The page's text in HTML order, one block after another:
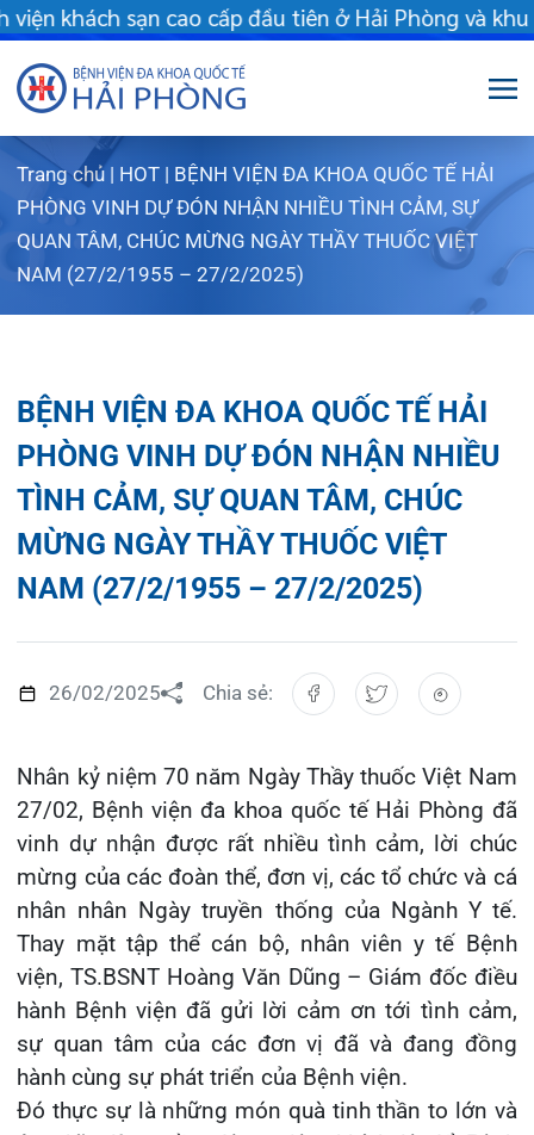
sạn cao cấp đầu tiên ở Hải Phòng và khu vực vùng
Giới thiệu
Giới thiệu chung
Sơ đồ tổng thể
Sơ đồ khoa phòng
Lịch khám bác sĩ Hà Nội
Văn bản pháp quy
Dịch vụ
Khám sức khỏe
Dịch vụ tiêm chủng
Chạy thận nhân tạo
Lấy mẫu xét nghiệm tại nhà
Phục vụ đồ ăn
Chăm sóc toàn diện
Chuyên gia
Chuyên khoa
Khoa Chẩn đoán hình ảnh – Thăm dò chức
năng
Khoa Răng Hàm Mặt
Trung tâm Mắt
Khoa Nội Soi
Khoa Dược
Khoa hồi sức Cấp cứu – Hồi sức tích cực
Khoa ngoại Tổng hợp
Khoa ngoại Thận Tiết Niệu Nam học
Khoa ngoại Chấn thương chỉnh hình
Khoa Phục hồi chức năng
Khoa Tim mạch
Khoa Hô hấp – Nội tiết – Bệnh nhiệt đới
Khách hàng
Lịch khám
Hòm thư góp ý
Căng tin bệnh viện
Đặt hẹn khám
Thông tin thẻ BHYT
Hướng dẫn khám
Căm ơn từ người bệnh
Tin tức
Tin mới
Hoạt động
Tin sức khoẻ
Nhịp cầu nhân ái
Tin tuyển dụng
Dược lâm sàng
Tạp chí dược lâm sàng
Kiến thức y dược
Đào tạo
Gọi Tổng đài 0225-3955 888
Tra cứu kết quả xét nghiệm
Tra cứu hóa đơn
Trang chủ |HOT
PHÒNG VINH DỰ ĐÓN NHẬN NHIỀU TÌNH CẢM, SỰ
QUAN TÂM, CHÚC MỪNG NGÀY THẦY THUỐC VIỆT
NAM (27/2/1955 – 27/2/2025)
TÌNH CẢM, SỰ QUAN TÂM, CHÚC
MỪNG NGÀY THẦY THUỐC VIỆT
NAM (27/2/1955 – 27/2/2025)
26/02/2025 Chia sẻ:
Nhân kỷ niệm 70 năm Ngày Thầy thuốc Việt Nam
27/02, Bệnh viện đa khoa quốc tế Hải Phòng đã
vinh dự nhận được rất nhiều tình cảm, lời chúc
Thay mặt tập thể cán bộ, nhân viên y tế Bệnh
viện, TS.BSNT Hoàng Văn Dũng – Giám đốc điều
hành Bệnh viện đã gửi lời cảm ơn tới tình cảm,
sự quan tâm của các đơn vị đã và đang đồng
hành cùng sự phát triển của Bệnh viện.
Đó thực sự là những món quà tinh thần to lớn và
ý nghĩa, là nguồn động viên, khích lệ để Bệnh
viện đa khoa quốc tế Hải Phòng luôn cố gắng hết
mình xây dựng đội ngũ vững mạnh về trình độ
chuyên môn, nâng cao chất lượng điều trị hướng
tới sự an toàn cho người bệnh, tiếp tục phát triển
cơ sở vật chất, trang thiết bị y tế kỹ thuật cao đáp
ứng ngày càng tốt hơn nhu cầu khám chữa bệnh